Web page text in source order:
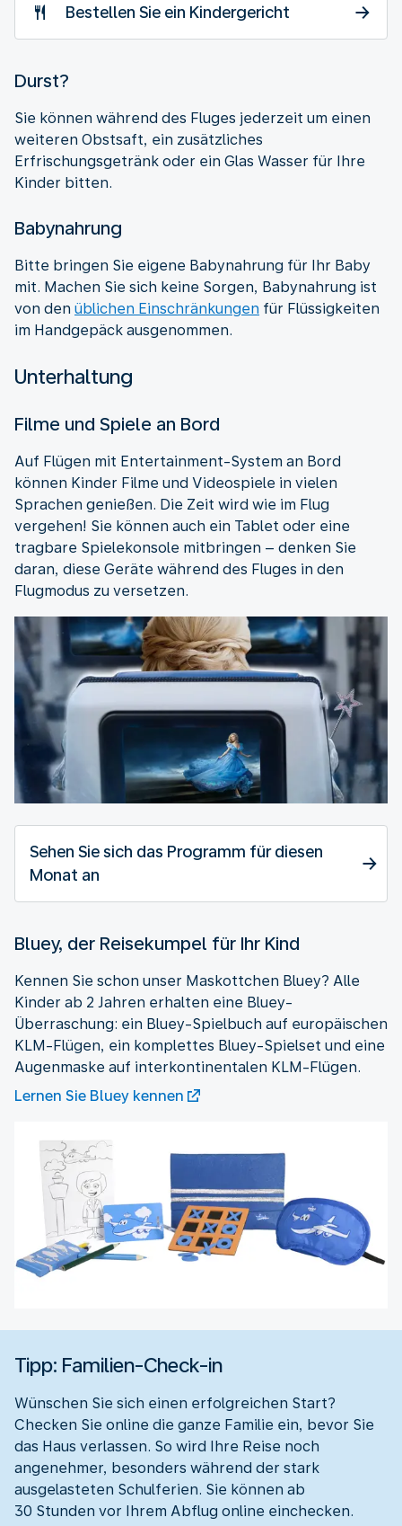
Bestellen Sie ein Kindergericht
Durst?
Sie können während des Fluges jederzeit um einen
weiteren Obstsaft, ein zusätzliches
Erfrischungsgetränk oder ein Glas Wasser für Ihre
Kinder bitten.
Babynahrung
Bitte bringen Sie eigene Babynahrung für Ihr Baby
mit. Machen Sie sich keine Sorgen, Babynahrung ist
von den üblichen Einschränkungen für Flüssigkeiten
im Handgepäck ausgenommen.
Unterhaltung
Filme und Spiele an Bord
Auf Flügen mit Entertainment-System an Bord
können Kinder Filme und Videospiele in vielen
Sprachen genießen. Die Zeit wird wie im Flug
vergehen! Sie können auch ein Tablet oder eine
tragbare Spielekonsole mitbringen – denken Sie
daran, diese Geräte während des Fluges in den
Flugmodus zu versetzen.
Sehen Sie sich das Programm für diesen
Monat an
Bluey, der Reisekumpel für Ihr Kind
Kennen Sie schon unser Maskottchen Bluey? Alle
Kinder ab 2 Jahren erhalten eine Bluey-
Überraschung: ein Bluey-Spielbuch auf europäischen
KLM-Flügen, ein komplettes Bluey-Spielset und eine
Augenmaske auf interkontinentalen KLM-Flügen.
Lernen Sie Bluey kennen
Tipp: Familien-Check-in
Wünschen Sie sich einen erfolgreichen Start?
Checken Sie online die ganze Familie ein, bevor Sie
das Haus verlassen. So wird Ihre Reise noch
angenehmer, besonders während der stark
ausgelasteten Schulferien. Sie können ab
30 Stunden vor Ihrem Abflug online einchecken.